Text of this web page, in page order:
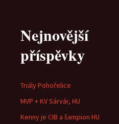
Nejnovější
příspěvky
Triály Pohořelice
MVP + KV Sárvár, HU
Kenny je CIB a šampion HU